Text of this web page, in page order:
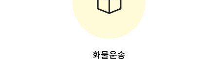
화물운송